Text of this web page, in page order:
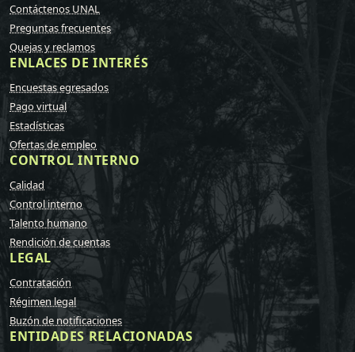
Contáctenos UNAL
Preguntas frecuentes
Quejas y reclamos
ENLACES DE INTERÉS
Encuestas egresados
Pago virtual
Estadísticas
Ofertas de empleo
CONTROL INTERNO
Calidad
Control interno
Talento humano
Rendición de cuentas
LEGAL
Contratación
Régimen legal
Buzón de notificaciones
ENTIDADES RELACIONADAS